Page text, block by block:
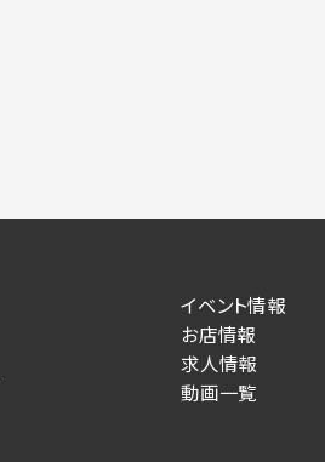
イベント情報
お店情報
求人情報
動画一覧